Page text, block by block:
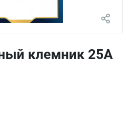
клемник 25А